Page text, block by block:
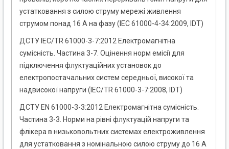
устатковання з силою струму мережі живлення
струмом понад 16 А на фазу (IEC 61000-4-34:2009, IDT)
ДСТУ IEC/TR 61000-3-7:2012 Електромагнітна
сумісність. Частина 3-7. Оцінення норм емісії для
підключення флуктуаційних установок до
електропостачальних систем середньої, високої та
надвисокої напруги (IEC/TR 61000-3-7:2008, IDT)
ДСТУ EN 61000-3-3:2012 Електромагнітна сумісність.
Частина 3-3. Норми на рівні флуктуацій напруги та
флікера в низьковольтних системах електроживлення
для устатковання з номінальною силою струму до 16 А